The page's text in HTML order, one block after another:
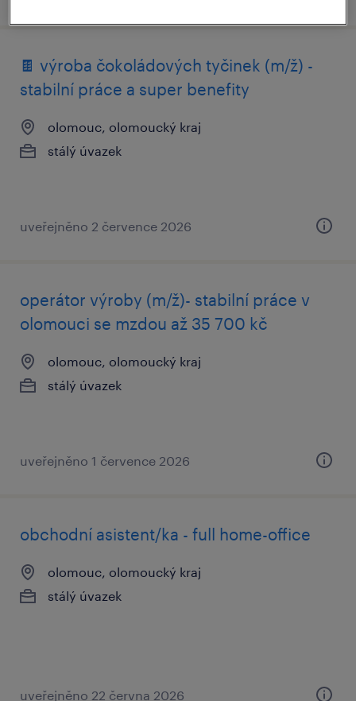
🍫 výroba čokoládových tyčinek (m/ž) -
stabilní práce a super benefity
olomouc, olomoucký kraj
stálý úvazek
uveřejněno 2 července 2026
operátor výroby (m/ž)- stabilní práce v
olomouci se mzdou až 35 700 kč
olomouc, olomoucký kraj
stálý úvazek
uveřejněno 1 července 2026
obchodní asistent/ka - full home-office
olomouc, olomoucký kraj
stálý úvazek
uveřejněno 22 června 2026